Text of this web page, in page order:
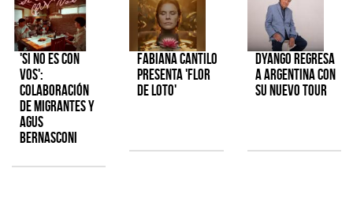
'Si No Es Con
Vos':
colaboración
de Migrantes y
Agus
Bernasconi
Fabiana Cantilo
presenta 'Flor
de Loto'
Dyango regresa
a Argentina con
su nuevo tour